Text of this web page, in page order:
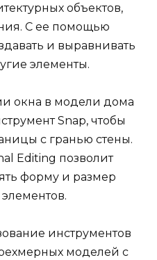
объектов,
С ее помощью
и выравнивать
элементы.
окна в модели дома
Snap, чтобы
с гранью стены.
Editing позволит
форму и размер
инструментов
моделей с